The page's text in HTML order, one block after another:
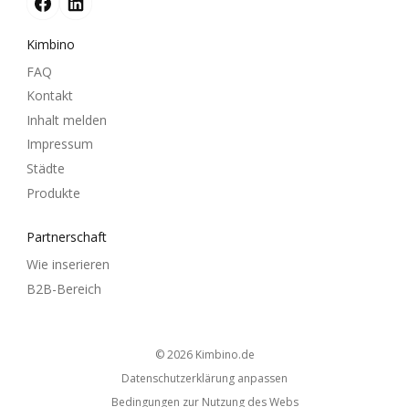
Kimbino
FAQ
Kontakt
Inhalt melden
Impressum
Städte
Produkte
Partnerschaft
Wie inserieren
B2B-Bereich
© 2026 kimbino.de
Datenschutzerklärung anpassen
Bedingungen zur Nutzung des Webs